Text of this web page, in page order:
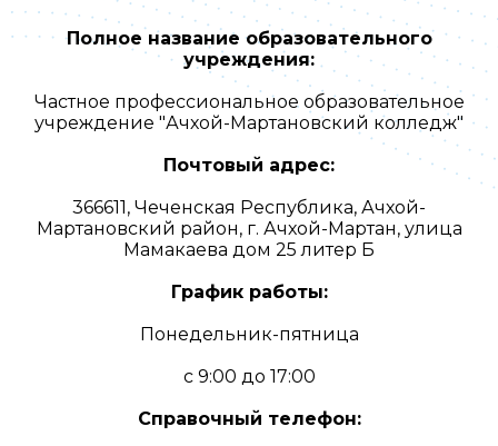
Полное название образовательного
учреждения:
Частное профессиональное образовательное
учреждение "Ачхой-Мартановский колледж"
Почтовый адрес:
366611, Чеченская Республика, Ачхой-
Мартановский район, г. Ачхой-Мартан, улица
Мамакаева дом 25 литер Б
График работы:
Понедельник-пятница
с 9:00 до 17:00
Справочный телефон: